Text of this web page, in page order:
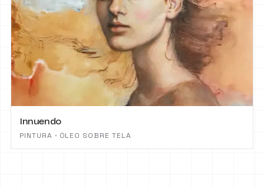
Innuendo
PINTURA · ÓLEO SOBRE TELA